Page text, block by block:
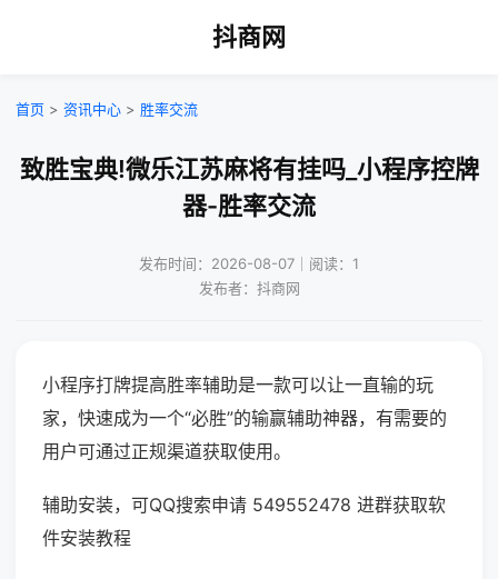
抖商网
首页 > 资讯中心 > 胜率交流
致胜宝典!微乐江苏麻将有挂吗_小程序控牌
器-胜率交流
发布时间：2026-08-07｜阅读：1
发布者：抖商网
小程序打牌提高胜率辅助是一款可以让一直输的玩
家，快速成为一个“必胜”的输赢辅助神器，有需要的
用户可通过正规渠道获取使用。
辅助安装，可QQ搜索申请 549552478 进群获取软
件安装教程